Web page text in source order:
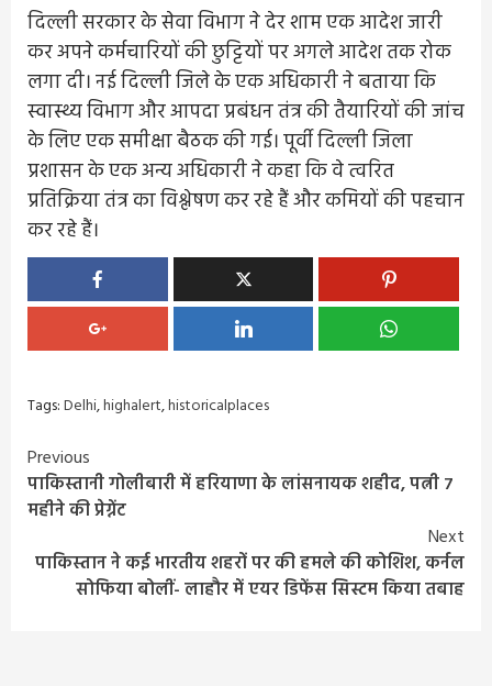
दिल्ली सरकार के सेवा विभाग ने देर शाम एक आदेश जारी
कर अपने कर्मचारियों की छुट्टियों पर अगले आदेश तक रोक
लगा दी। नई दिल्ली जिले के एक अधिकारी ने बताया कि
स्वास्थ्य विभाग और आपदा प्रबंधन तंत्र की तैयारियों की जांच
के लिए एक समीक्षा बैठक की गई। पूर्वी दिल्ली जिला
प्रशासन के एक अन्य अधिकारी ने कहा कि वे त्वरित
प्रतिक्रिया तंत्र का विश्लेषण कर रहे हैं और कमियों की पहचान
कर रहे हैं।
Tags:Delhi,highalert,historicalplaces
Continue
Reading
Previous
पाकिस्तानी गोलीबारी में हरियाणा के लांसनायक शहीद, पत्नी 7
महीने की प्रेग्नेंट
Next
पाकिस्तान ने कई भारतीय शहरों पर की हमले की कोशिश, कर्नल
सोफिया बोलीं- लाहौर में एयर डिफेंस सिस्टम किया तबाह